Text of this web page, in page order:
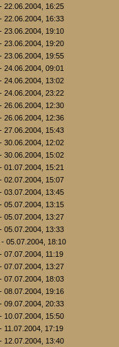
22.06.2004, 16:25
22.06.2004, 16:33
23.06.2004, 19:10
23.06.2004, 19:20
23.06.2004, 19:55
24.06.2004, 09:01
24.06.2004, 13:02
24.06.2004, 23:22
26.06.2004, 12:30
26.06.2004, 12:36
27.06.2004, 15:43
30.06.2004, 12:02
30.06.2004, 15:02
01.07.2004, 15:21
02.07.2004, 15:07
03.07.2004, 13:45
05.07.2004, 13:15
05.07.2004, 13:27
05.07.2004, 13:33
05.07.2004, 18:10
07.07.2004, 11:19
07.07.2004, 13:27
07.07.2004, 18:03
08.07.2004, 19:16
09.07.2004, 20:33
10.07.2004, 15:50
11.07.2004, 17:19
12.07.2004, 13:40